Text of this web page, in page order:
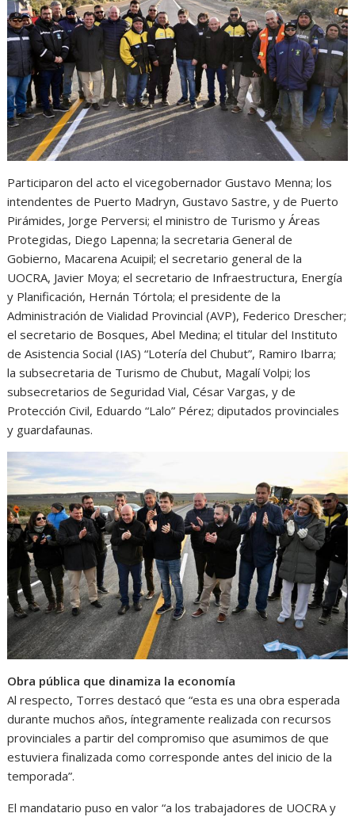
Participaron del acto el vicegobernador Gustavo Menna; los
intendentes de Puerto Madryn, Gustavo Sastre, y de Puerto
Pirámides, Jorge Perversi; el ministro de Turismo y Áreas
Protegidas, Diego Lapenna; la secretaria General de
Gobierno, Macarena Acuipil; el secretario general de la
UOCRA, Javier Moya; el secretario de Infraestructura, Energía
y Planificación, Hernán Tórtola; el presidente de la
Administración de Vialidad Provincial (AVP), Federico Drescher;
el secretario de Bosques, Abel Medina; el titular del Instituto
de Asistencia Social (IAS) “Lotería del Chubut”, Ramiro Ibarra;
la subsecretaria de Turismo de Chubut, Magalí Volpi; los
subsecretarios de Seguridad Vial, César Vargas, y de
Protección Civil, Eduardo “Lalo” Pérez; diputados provinciales
y guardafaunas.
Obra pública que dinamiza la economía
Al respecto, Torres destacó que “esta es una obra esperada
durante muchos años, íntegramente realizada con recursos
provinciales a partir del compromiso que asumimos de que
estuviera finalizada como corresponde antes del inicio de la
temporada”.
El mandatario puso en valor “a los trabajadores de UOCRA y